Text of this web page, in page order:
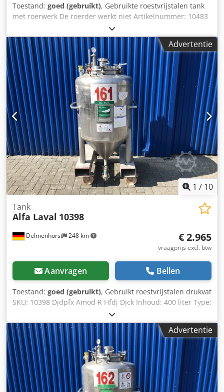
Toestand: goed (gebruikt), Gebruikte roestvrijstalen tank
met roerwerk De roerder werkt niet Artikelnummer: 10483
Eindgebruik: Cosmetica Volume: ca. 2000 liter Type: Staand
op 3 voeten Materiaal (natte delen): roestvrij staal 1.4301
Ontwerp: Enkelwandig Putdeksel: 510x410mm Onderkant:
conische onderkant Bovengrond: Gebogen Bedrijfsdruk
volgens typeplaatje: ATM Afmetingen container:
Buitendiameter: 1280mm Hoogte van de voeten: 770mm
Afstand van afvoer tot vloer: 520 mm Totale hoogte:
2880mm Totale breedte: 1460mm Materialen: Binnenkant:
1.4301 / AISI304 Externe onderdelen: 1.4301 / AISI304
Faciliteiten: Typeplaatje: ja Uitlaat: DN 40mm Dedpjff
Abxofx Am Dock Diverse verbindingen roerder
Advertentie
1 / 10
Delmenhorst 248 km
Tank
Alfa Laval 10398
€ 2.965
vraagprijs excl. btw
Aanvragen Bellen
Toestand: goed (gebruikt), Gebruikt roestvrijstalen drukvat
SKU: 10398 Djdpfx Amod R Hfdj Djck Inhoud: 400 liter Type:
staande op wielen met vorkheftruck tunnel Materiaal
(media contact): 1,4404/AISI316L Mangat: 410mm
Uitvoering: enkelwandige Bodem: kegel bodem Bovenste
verdieping: gebogen Bedrijfsdruk volgens typeplaatje: +
2.2 bar Afmetingen van de containers: Buitendiameter:
750mm Afstand uitstroom tot grond: 120mm Totale hoogte:
1840mm Totale breedte: 900mm Totale lengte: 750mm
Voorzieningen: Naamplaatje: Ja Beëindigd type: Camlock
Advertentie